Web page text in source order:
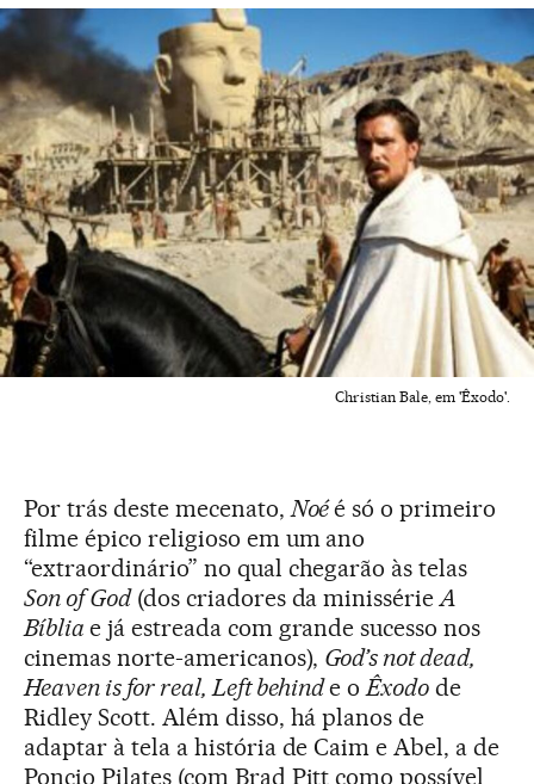
Christian Bale, em 'Êxodo'.
Por trás deste mecenato,Noéé só o primeiro
filme épico religioso em um ano
“extraordinário” no qual chegarão às telas
Son of God(dos criadores da minissérieA
Bíblia e já estreada com grande sucesso nos
cinemas norte-americanos), God’s not dead,
Heaven is for real, Left behinde oÊxodo de
Ridley Scott. Além disso, há planos de
adaptar à tela a história de Caim e Abel, a de
Poncio Pilates (com Brad Pitt como possível